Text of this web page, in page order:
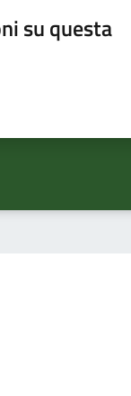
su questa